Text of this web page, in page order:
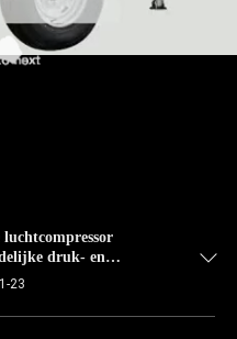
druk- en
23